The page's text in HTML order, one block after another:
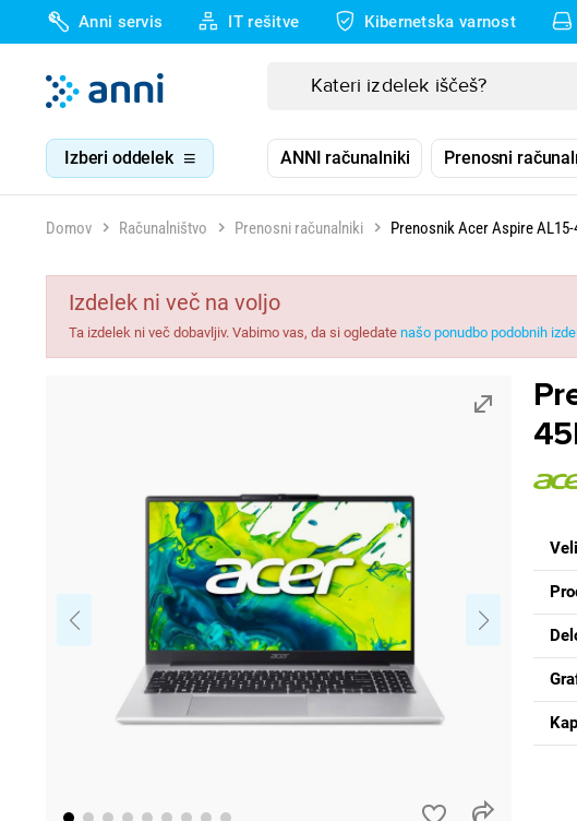
Anni servis IT rešitve Kibernetska varnost
Izberi oddelek ANNI računalniki Prenosni
Domov Računalništvo Prenosni računalniki Prenosnik Acer Aspire AL15-
Izdelek ni več na voljo
Ta izdelek ni več dobavljiv. Vabimo vas, da si ogledate našo ponudbo podobnih